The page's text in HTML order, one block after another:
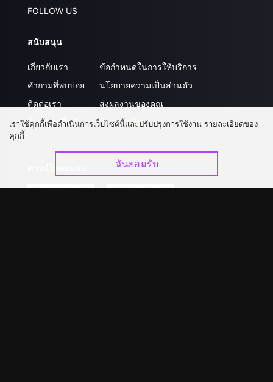
FOLLOW US
สนับสนุน
เกี่ยวกับเรา
คำถามที่พบบ่อย
ติดต่อเรา
อัปเกรด วีไอพี
ข้อกำหนดในการให้บริการ
นโยบายความเป็นส่วนตัว
ส่งผลงานของคุณ
ร่วมงานกับเรา
เราใช้คุกกี้เพื่อดำเนินการเว็บไซต์นี้และปรับปรุงการใช้งาน รายละเอียดของ
คุกกี้
ฉันยอมรับ